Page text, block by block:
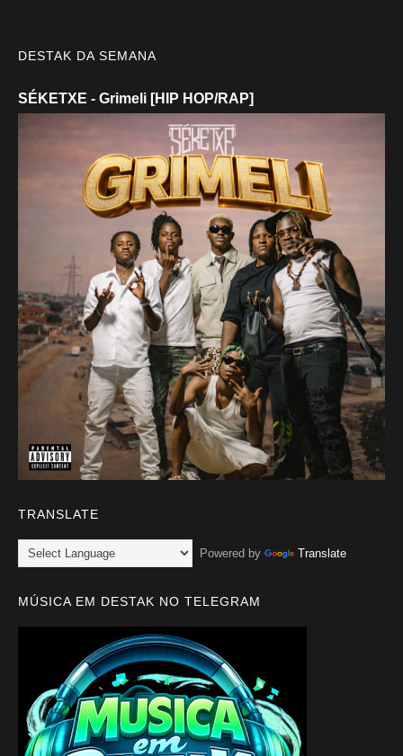
DESTAK DA SEMANA
SÉKETXE - Grimeli [HIP HOP/RAP]
TRANSLATE
Powered by Translate
MÚSICA EM DESTAK NO TELEGRAM